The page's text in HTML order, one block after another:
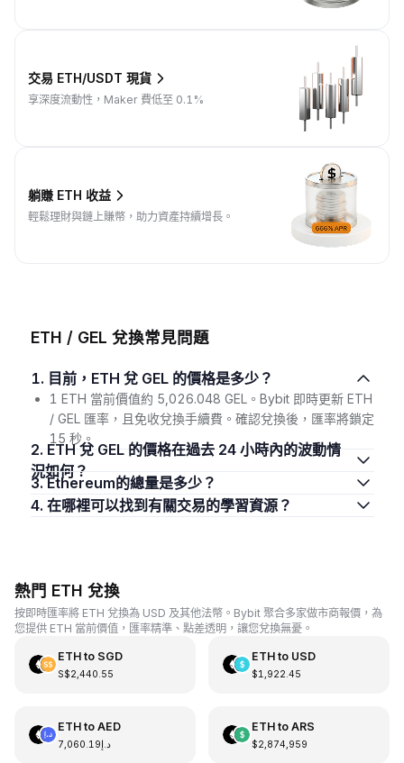
交易 ETH/USDT 現貨
享深度流動性，Maker 費低至 0.1%
躺賺 ETH 收益
輕鬆理財與鏈上賺幣，助力資產持續增長。
ETH / GEL 兌換常見問題
1. 目前，ETH 兌 GEL 的價格是多少？
1 ETH 當前價值約 5,026.048 GEL。Bybit 即時更新 ETH
/ GEL 匯率，且免收兌換手續費。確認兌換後，匯率將鎖定
15 秒。
2. ETH 兌 GEL 的價格在過去 24 小時內的波動情
況如何？
3. Ethereum的總量是多少？
4. 在哪裡可以找到有關交易的學習資源？
熱門 ETH 兌換
按即時匯率將 ETH 兌換為 USD 及其他法幣。Bybit 聚合多家做市商報價，為
您提供 ETH 當前價值，匯率精準、點差透明，讓您兌換無憂。
ETHto SGD
S$2,440.55
ETHto USD
$1,922.45
ETHto AED
د.إ7,060.19
ETHto ARS
$2,874,959